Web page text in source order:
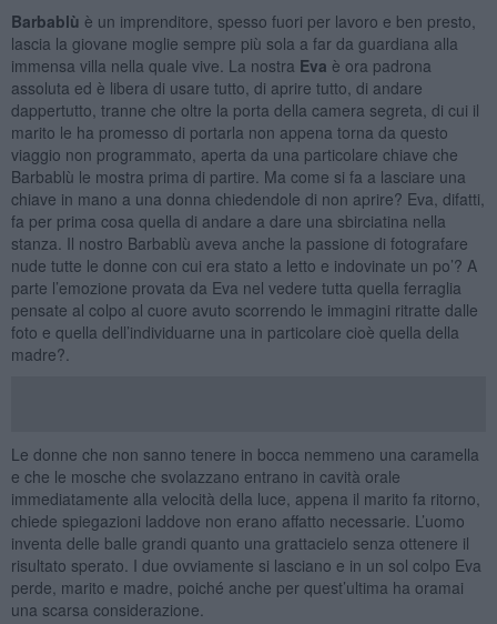
Barbablù è un imprenditore, spesso fuori per lavoro e ben presto,
lascia la giovane moglie sempre più sola a far da guardiana alla
immensa villa nella quale vive. La nostra Eva è ora padrona
assoluta ed è libera di usare tutto, di aprire tutto, di andare
dappertutto, tranne che oltre la porta della camera segreta, di cui il
marito le ha promesso di portarla non appena torna da questo
viaggio non programmato, aperta da una particolare chiave che
Barbablù le mostra prima di partire. Ma come si fa a lasciare una
chiave in mano a una donna chiedendole di non aprire? Eva, difatti,
fa per prima cosa quella di andare a dare una sbirciatina nella
stanza. Il nostro Barbablù aveva anche la passione di fotografare
nude tutte le donne con cui era stato a letto e indovinate un po’? A
parte l’emozione provata da Eva nel vedere tutta quella ferraglia
pensate al colpo al cuore avuto scorrendo le immagini ritratte dalle
foto e quella dell’individuarne una in particolare cioè quella della
madre?.
Le donne che non sanno tenere in bocca nemmeno una caramella
e che le mosche che svolazzano entrano in cavità orale
immediatamente alla velocità della luce, appena il marito fa ritorno,
chiede spiegazioni laddove non erano affatto necessarie. L’uomo
inventa delle balle grandi quanto una grattacielo senza ottenere il
risultato sperato. I due ovviamente si lasciano e in un sol colpo Eva
perde, marito e madre, poiché anche per quest’ultima ha oramai
una scarsa considerazione.